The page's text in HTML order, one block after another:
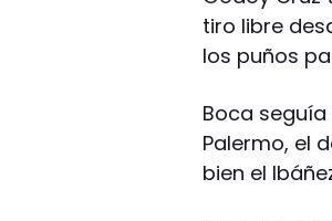
tiro libre
los puños
Boca
Palermo, el
bien el